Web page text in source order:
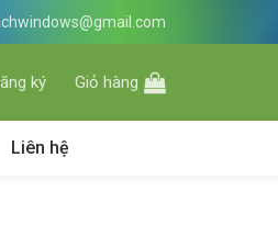
ký Giỏ hàng
Liên hệ